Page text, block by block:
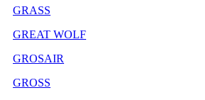
GRASS
GREAT WOLF
GROSAIR
GROSS